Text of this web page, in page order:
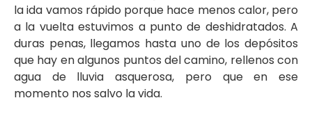
la ida vamos rápido porque hace menos calor, pero
a la vuelta estuvimos a punto de deshidratados. A
duras penas, llegamos hasta uno de los depósitos
que hay en algunos puntos del camino, rellenos con
agua de lluvia asquerosa, pero que en ese
momento nos salvo la vida.